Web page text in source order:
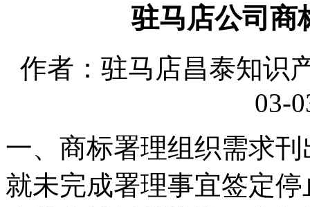
驻马店公司商
作者：驻马店昌泰知识
03-
一、商标署理组织需求
就未完成署理事宜签定